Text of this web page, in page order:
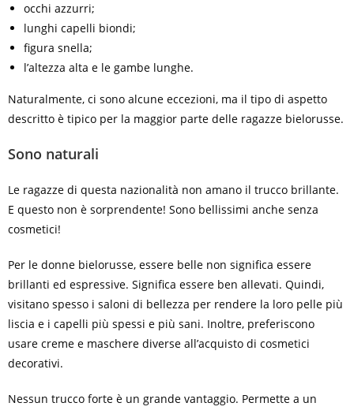
occhi azzurri;
lunghi capelli biondi;
figura snella;
l’altezza alta e le gambe lunghe.
Naturalmente, ci sono alcune eccezioni, ma il tipo di aspetto
descritto è tipico per la maggior parte delle ragazze bielorusse.
Sono naturali
Le ragazze di questa nazionalità non amano il trucco brillante.
E questo non è sorprendente! Sono bellissimi anche senza
cosmetici!
Per le donne bielorusse, essere belle non significa essere
brillanti ed espressive. Significa essere ben allevati. Quindi,
visitano spesso i saloni di bellezza per rendere la loro pelle più
liscia e i capelli più spessi e più sani. Inoltre, preferiscono
usare creme e maschere diverse all’acquisto di cosmetici
decorativi.
Nessun trucco forte è un grande vantaggio. Permette a un